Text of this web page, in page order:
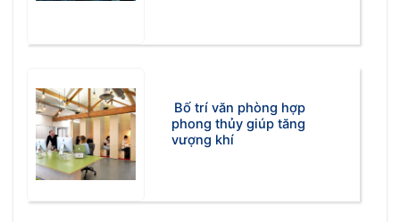
Bố trí văn phòng hợp
phong thủy giúp tăng
vượng khí